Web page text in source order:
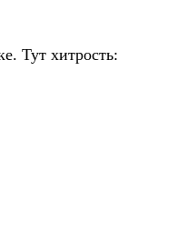
Тут хитрость: